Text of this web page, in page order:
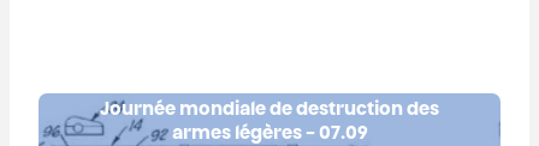
Journée mondiale de destruction des
armes légères - 07.09